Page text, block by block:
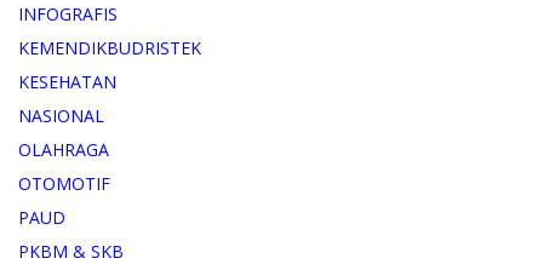
INFOGRAFIS
KEMENDIKBUDRISTEK
KESEHATAN
NASIONAL
OLAHRAGA
OTOMOTIF
PAUD
PKBM & SKB